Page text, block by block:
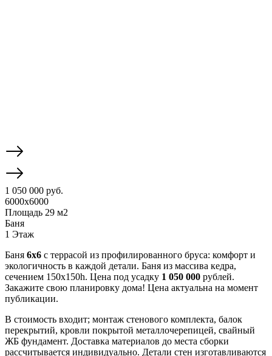
1 050 000 руб.
6000x6000
Площадь 29 м2
Баня
1 Этаж
Баня 6х6 с террасой из профилированного бруса: комфорт и
экологичность в каждой детали. Баня из массива кедра,
сечением 150х150h. Цена под усадку 1 050 000 рублей.
Закажите свою планировку дома! Цена актуальна на момент
публикации.
В стоимость входит; монтаж стенового комплекта, балок
перекрытий, кровли покрытой металлочерепицей, свайный
ЖБ фундамент. Доставка материалов до места сборки
рассчитывается индивидуально. Детали стен изготавливаются